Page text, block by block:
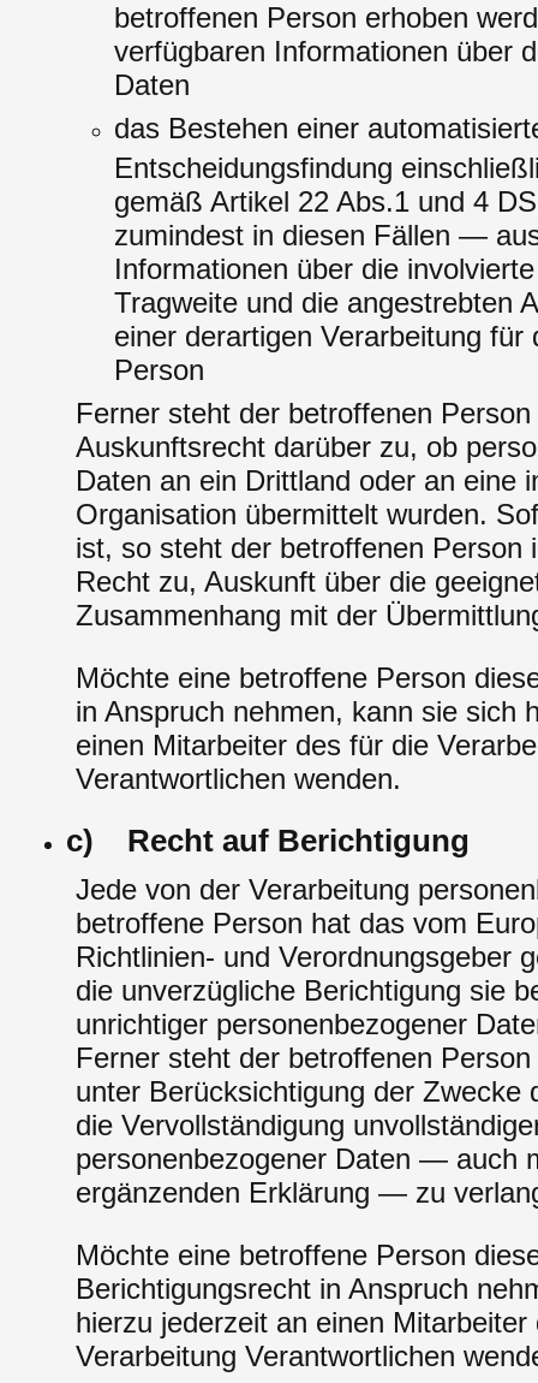
betroffenen Person erhoben
verfügbaren Informationen über
Daten
das Bestehen einer
Entscheidungsfindung
gemäß Artikel 22 Abs.1 und 4
zumindest in diesen Fällen —
Informationen über die
Tragweite und die angestrebten
einer derartigen Verarbeitung für
Person
Ferner steht der betroffenen Person
Auskunftsrecht darüber zu, ob
Daten an ein Drittland oder an eine
Organisation übermittelt wurden.
ist, so steht der betroffenen Person
Recht zu, Auskunft über die
Zusammenhang mit der
Möchte eine betroffene Person
in Anspruch nehmen, kann sie sich
einen Mitarbeiter des für die
Verantwortlichen wenden.
c) Recht auf Berichtigung
Jede von der Verarbeitung
betroffene Person hat das vom
Richtlinien- und Verordnungsgeber
die unverzügliche Berichtigung sie
unrichtiger personenbezogener
Ferner steht der betroffenen
unter Berücksichtigung der Zwecke
die Vervollständigung
personenbezogener Daten — auch
ergänzenden Erklärung — zu
Möchte eine betroffene Person
Berichtigungsrecht in Anspruch
hierzu jederzeit an einen Mitarbeiter
Verarbeitung Verantwortlichen